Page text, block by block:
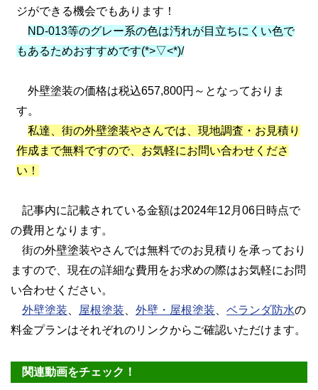
ジができる機会でもあります！
ND-013等のグレー系の色は汚れが目立ちにくい色で
もあるためおすすめです(*>▽<*)/
外壁塗装の価格は税込657,800円～となっておりま
す。
私達、街の外壁塗装やさんでは、現地調査・お見積り
作成まで無料ですので、お気軽にお問い合わせくださ
い！
記事内に記載されている金額は2024年12月06日時点で
の費用となります。
街の外壁塗装やさんでは無料でのお見積りを承っており
ますので、現在の詳細な費用をお求めの際はお気軽にお問
い合わせください。
外壁塗装
屋根塗装 外壁・屋根塗装 ベランダ防水の
料金プランはそれぞれのリンクからご確認いただけます。
関連動画をチェック！